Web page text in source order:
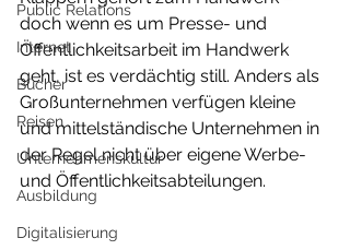
Public Relations
Internet
Bücher
Reisen
Unternehmenskultur
Ausbildung
Digitalisierung
doch wenn es um Presse- und
Öffentlichkeitsarbeit im Handwerk
geht, ist es verdächtig still. Anders als
Großunternehmen verfügen kleine
und mittelständische Unternehmen in
der Regel nicht über eigene Werbe-
und Öffentlichkeitsabteilungen.